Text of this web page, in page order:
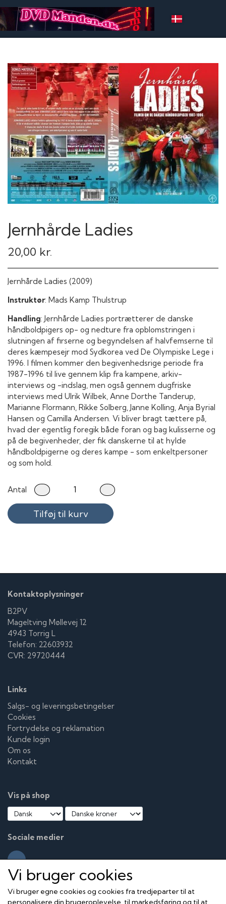
Jernhårde Ladies
20,00 kr.
Jernhårde Ladies (2009)
Instruktør: Mads Kamp Thulstrup
Handling: Jernhårde Ladies portrætterer de danske
håndboldpigers op- og nedture fra opblomstringen i
slutningen af firserne og begyndelsen af halvfemserne til
deres kæmpesejr mod Sydkorea ved De Olympiske Lege i
1996. I filmen kommer den begivenhedsrige periode fra
1987-1996 til live gennem klip fra kampene, arkiv-
interviews og -indslag, men også gennem dugfriske
interviews med Ulrik Wilbek, Anne Dorthe Tanderup,
Marianne Flormann, Rikke Solberg, Janne Kolling, Anja Byrial
Hansen og Camilla Andersen. Vi bliver bragt tættere på,
hvad der egentlig foregik både foran og bag kulisserne og
på de begivenheder, der fik danskerne til at hylde
håndboldpigerne og deres kampe - som enkeltpersoner
og som hold.
Antal
Tilføj til kurv
Kontaktoplysninger
B2PV
Mageltving Møllevej 12
4943 Torrig L
Telefon: 22603932
CVR: 29720444
Links
Salgs- og leveringsbetingelser
Cookies
Fortrydelse og reklamation
Kunde login
Om os
Kontakt
Vis på shop
Sociale medier
Vi bruger cookies
Vi bruger egne cookies og cookies fra tredjeparter til at
personalisere din brugeroplevelse, til markedsføring og til at